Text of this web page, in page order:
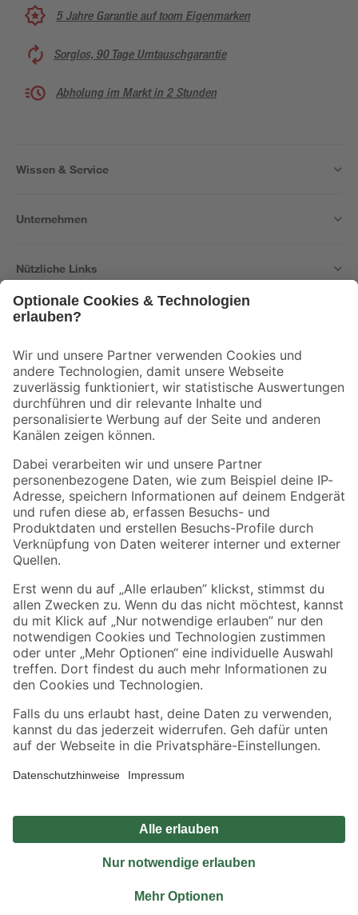
5 Jahre Garantie auf toom Eigenmarken
Sorglos, 90 Tage Umtauschgarantie
Abholung im Markt in 2 Stunden
Wissen & Service
Unternehmen
Nützliche Links
Der toom Newsletter: Keine Angebote und Aktionen mehr verpassen!
Zur Newsletter Anmeldung
Folge uns
Zahlungsarten Versandarten
Sicher einkaufen
Jetzt die toom-App herunterladen
Alle Preisangaben in EUR inkl. gesetzl. MwSt.. Die dargestellten Angebote sind unter
Umständen nicht in allen Märkten verfügbar. Die angegebenen Verfügbarkeiten beziehen
Produkte nur solange der Vorrat reicht.
*Paketversand ab 59 € versandkostenfrei, gilt nicht für Artikel mit Speditionsversand, hier
Privatsphäre Impressum
Nutzungsbedingungen
Widerrufsrecht
Vertrag widerrufen
© 2026 toom Baumarkt GmbH